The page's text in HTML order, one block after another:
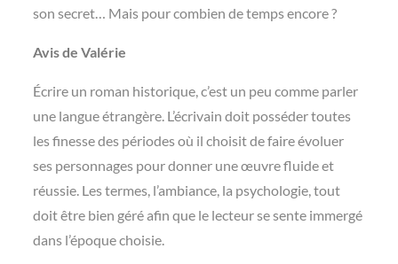
son secret… Mais pour combien de temps encore ?
Avis de Valérie
Écrire un roman historique, c’est un peu comme parler
une langue étrangère. L’écrivain doit posséder toutes
les finesse des périodes où il choisit de faire évoluer
ses personnages pour donner une œuvre fluide et
réussie. Les termes, l’ambiance, la psychologie, tout
doit être bien géré afin que le lecteur se sente immergé
dans l’époque choisie.